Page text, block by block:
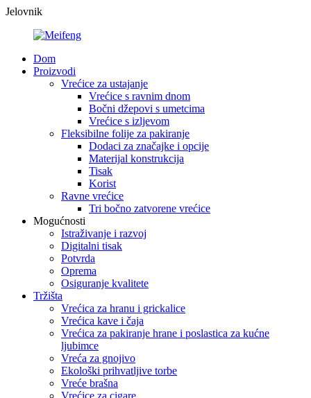
Jelovnik
Dom
Proizvodi
Vrećice za ustajanje
Vrećice s ravnim dnom
Bočni džepovi s umetcima
Vrećice s izljevom
Fleksibilne folije za pakiranje
Dodaci za značajke i opcije
Materijal konstrukcija
Tisak
Korist
Ravne vrećice
Tri bočno zatvorene vrećice
Mogućnosti
Istraživanje i razvoj
Digitalni tisak
Potvrda
Oprema
Osiguranje kvalitete
Tržišta
Vrećica za hranu i grickalice
Vrećica kave i čaja
Vrećica za pakiranje hrane i poslastica za kućne
ljubimce
Vreća za gnojivo
Ekološki prihvatljive torbe
Vreće brašna
Vrećice za cigare